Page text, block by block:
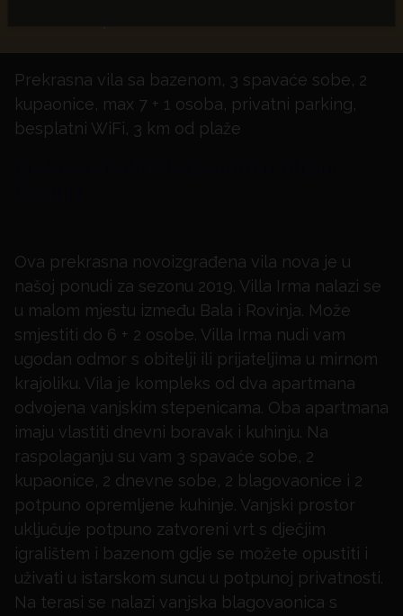
Prekrasna vila sa bazenom, 3 spavaće sobe, 2
kupaonice, max 7 + 1 osoba, privatni parking,
besplatni WiFi, 3 km od plaže
Ova prekrasna novoizgrađena vila nova je u
našoj ponudi za sezonu 2019. Villa Irma nalazi se
u malom mjestu između Bala i Rovinja. Može
smjestiti do 6 + 2 osobe. Villa Irma nudi vam
ugodan odmor s obitelji ili prijateljima u mirnom
krajoliku. Vila je kompleks od dva apartmana
odvojena vanjskim stepenicama. Oba apartmana
imaju vlastiti dnevni boravak i kuhinju. Na
raspolaganju su vam 3 spavaće sobe, 2
kupaonice, 2 dnevne sobe, 2 blagovaonice i 2
potpuno opremljene kuhinje. Vanjski prostor
uključuje potpuno zatvoreni vrt s dječjim
igralištem i bazenom gdje se možete opustiti i
uživati u istarskom suncu u potpunoj privatnosti.
Na terasi se nalazi vanjska blagovaonica s